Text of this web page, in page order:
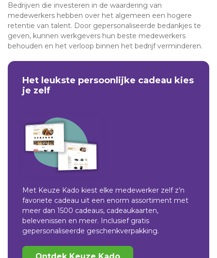
Bedrijven die investeren in de waardering van
medewerkers hebben over het algemeen een hogere
retentie van talent. Door gepersonaliseerde bedankjes te
geven, kunnen werkgevers hun beste medewerkers
behouden en het verloop binnen het bedrijf verminderen.
Het leukste persoonlijke cadeau kies
je zelf
Met Keuze Kado kiest elke medewerker zelf z’n
favoriete cadeau uit een enorm assortiment met
meer dan 1500 cadeaus, cadeaukaarten,
belevenissen en meer. Inclusief gratis
gepersonaliseerde geschenkverpakking.